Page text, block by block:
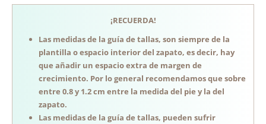
¡RECUERDA!
Las medidas de la guía de tallas, son siempre de la
plantilla o espacio interior del zapato, es decir, hay
que añadir un espacio extra de margen de
crecimiento. Por lo general recomendamos que sobre
entre 0.8 y 1.2 cm entre la medida del pie y la del
zapato.
Las medidas de la guía de tallas, pueden sufrir